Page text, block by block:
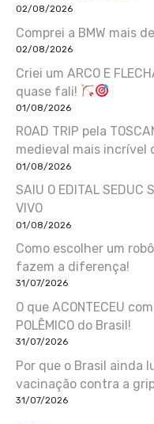
02/08/2026
Comprei a BMW mais
02/08/2026
Criei um ARCO E
quase fali!
01/08/2026
ROAD TRIP pela
medieval mais incrível
01/08/2026
SAIU O EDITAL
VIVO
01/08/2026
Como escolher um
fazem a diferença!
31/07/2026
O que ACONTECEU
POLÊMICO do Brasil!
31/07/2026
Por que o Brasil ainda
vacinação contra a
31/07/2026